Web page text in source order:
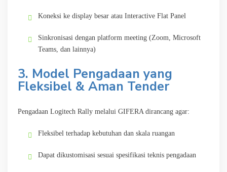
Koneksi ke display besar atau Interactive Flat Panel
Sinkronisasi dengan platform meeting (Zoom, Microsoft
Teams, dan lainnya)
3. Model Pengadaan yang
Fleksibel & Aman Tender
Pengadaan Logitech Rally melalui GIFERA dirancang agar:
Fleksibel terhadap kebutuhan dan skala ruangan
Dapat dikustomisasi sesuai spesifikasi teknis pengadaan